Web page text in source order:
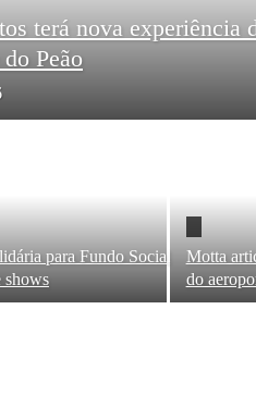
terá nova experiência
Peão
para Fundo Social
shows
Motta
do